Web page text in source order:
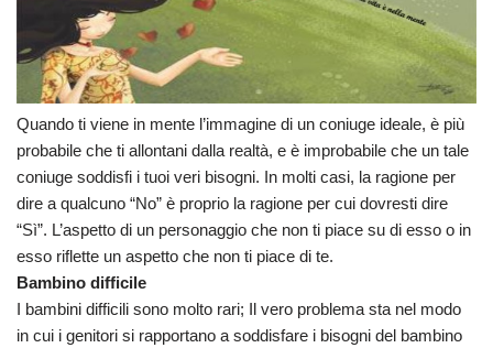
Quando ti viene in mente l’immagine di un coniuge ideale, è più
probabile che ti allontani dalla realtà, e è improbabile che un tale
coniuge soddisfi i tuoi veri bisogni. In molti casi, la ragione per
dire a qualcuno “No” è proprio la ragione per cui dovresti dire
“Sì”. L’aspetto di un personaggio che non ti piace su di esso o in
esso riflette un aspetto che non ti piace di te.
Bambino difficile
I bambini difficili sono molto rari; Il vero problema sta nel modo
in cui i genitori si rapportano a soddisfare i bisogni del bambino